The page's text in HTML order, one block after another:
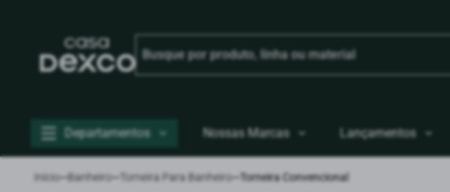
Departamentos Nossas Marcas Lançamentos
Início Banheiro Torneira Para Banheiro Torneira Convencional